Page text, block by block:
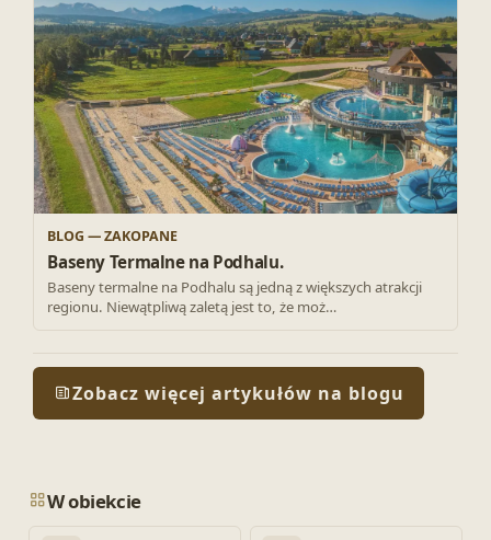
BLOG — ZAKOPANE
Baseny Termalne na Podhalu.
Baseny termalne na Podhalu są jedną z większych atrakcji
regionu. Niewątpliwą zaletą jest to, że moż…
Zobacz więcej artykułów na blogu
W obiekcie